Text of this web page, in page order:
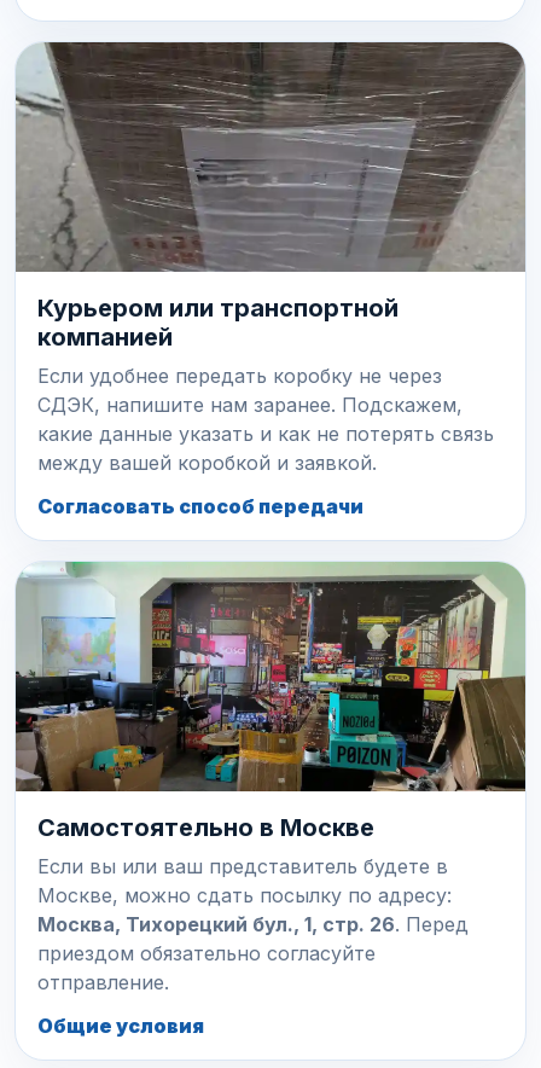
Курьером или транспортной
компанией
Если удобнее передать коробку не через
СДЭК, напишите нам заранее. Подскажем,
какие данные указать и как не потерять связь
между вашей коробкой и заявкой.
Согласовать способ передачи
Самостоятельно в Москве
Если вы или ваш представитель будете в
Москве, можно сдать посылку по адресу:
Москва, Тихорецкий бул., 1, стр. 26. Перед
приездом обязательно согласуйте
отправление.
Общие условия